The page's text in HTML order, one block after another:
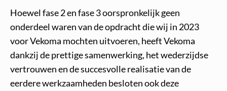
Hoewel fase 2 en fase 3 oorspronkelijk geen
onderdeel waren van de opdracht die wij in 2023
voor Vekoma mochten uitvoeren, heeft Vekoma
dankzij de prettige samenwerking, het wederzijdse
vertrouwen en de succesvolle realisatie van de
eerdere werkzaamheden besloten ook deze